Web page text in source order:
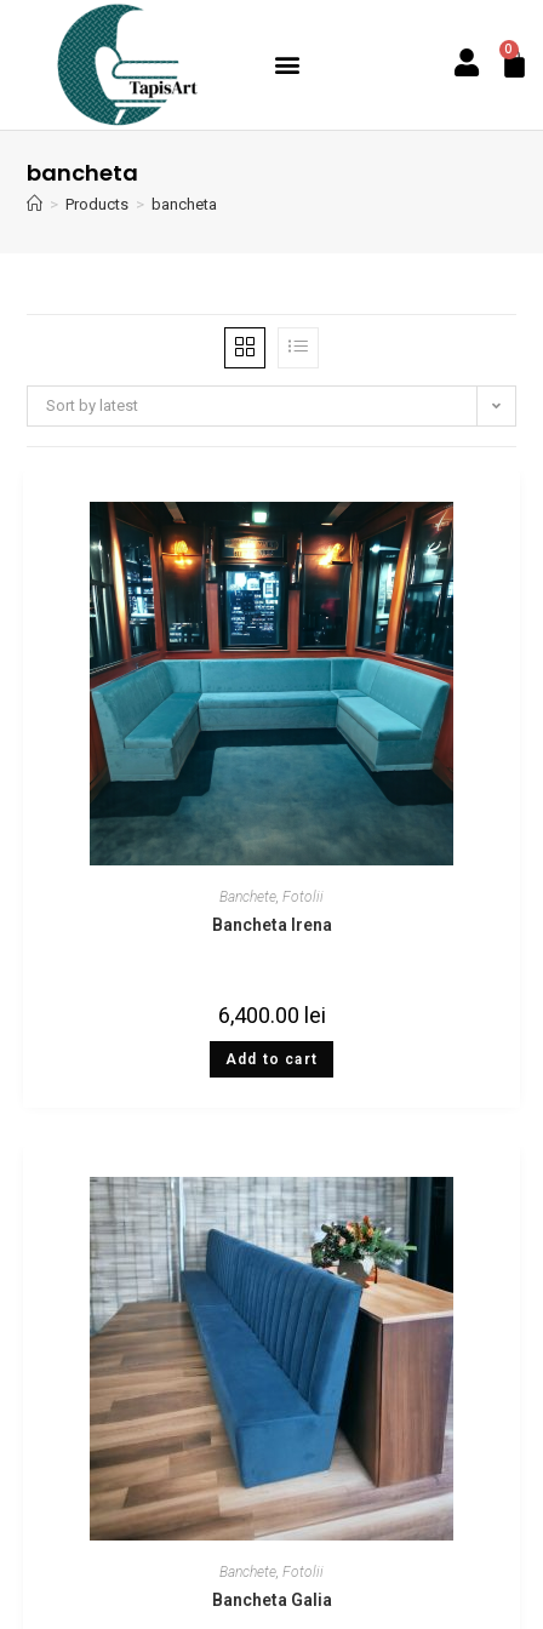
0
bancheta
> Products > bancheta
Sort by latest
Banchete Fotolii
Bancheta Irena
6,400.00 lei
Add to cart
Banchete, Fotolii
Bancheta Galia